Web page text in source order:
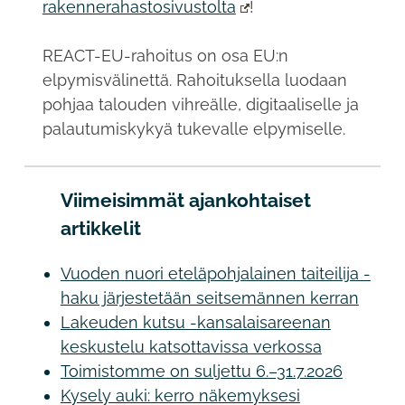
rakennerahastosivustolta !
REACT-EU-rahoitus on osa EU:n
elpymisvälinettä. Rahoituksella luodaan
pohjaa talouden vihreälle, digitaaliselle ja
palautumiskykyä tukevalle elpymiselle.
Viimeisimmät ajankohtaiset
artikkelit
Vuoden nuori eteläpohjalainen taiteilija -
haku järjestetään seitsemännen kerran
Lakeuden kutsu -kansalaisareenan
keskustelu katsottavissa verkossa
Toimistomme on suljettu 6.–31.7.2026
Kysely auki: kerro näkemyksesi